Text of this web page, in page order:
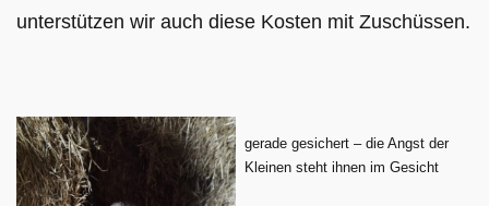
unterstützen wir auch diese Kosten mit Zuschüssen.
gerade gesichert – die Angst der
Kleinen steht ihnen im Gesicht